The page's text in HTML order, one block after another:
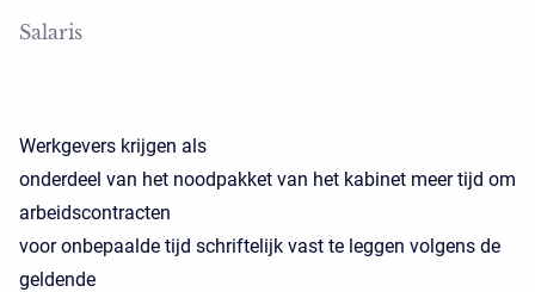
Salaris
Werkgevers krijgen als
onderdeel van het noodpakket van het kabinet meer tijd om
arbeidscontracten
voor onbepaalde tijd schriftelijk vast te leggen volgens de
geldende